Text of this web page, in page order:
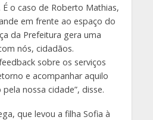
o caso de Roberto Mathias,
em frente ao espaço do
da Prefeitura gera uma
nós, cidadãos.
sobre os serviços
e acompanhar aquilo
nossa cidade”, disse.
que levou a filha Sofia à